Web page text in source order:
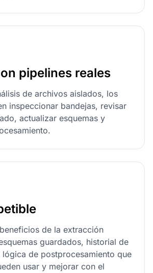
pipelines reales
de archivos aislados, los
inspeccionar bandejas, revisar
actualizar esquemas y
de la extracción
guardados, historial de
de postprocesamiento que
usar y mejorar con el